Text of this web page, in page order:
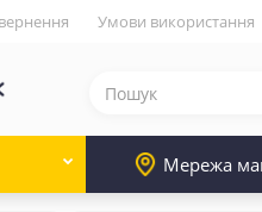
Умови використання
Мережа